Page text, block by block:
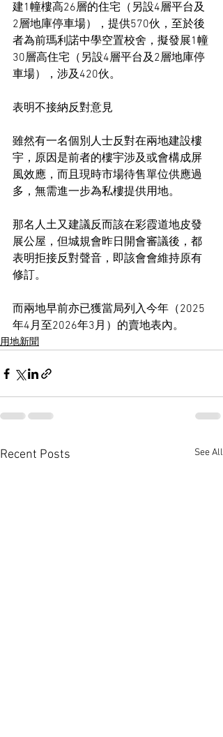
建1幢樓高26層的住宅（另設4層平台及
2層地庫停車場），提供570伙，至於後
者為前瑪利諾中學空置校舍，擬發展1幢
30層高住宅（另設4層平台及2層地庫停
車場），涉及420伙。
表明不接納反對意見
雖然有一名個別人士反對在兩地建設樓
宇，原因是前者的樓宇涉及或會構成屏
風效應，而且現時市場待售單位供應過
多，無需進一步為私樓提供用地。
那名人土又建議反而該在彩霞道地皮發
展公屋，但城規會昨日開會審議後，都
表明拒接反對聲音，即該會會維持原有
修訂。
而兩地早前亦已獲當局列入今年（2025
年4月至2026年3月）的賣地表內。
用地新聞
Recent Posts See All